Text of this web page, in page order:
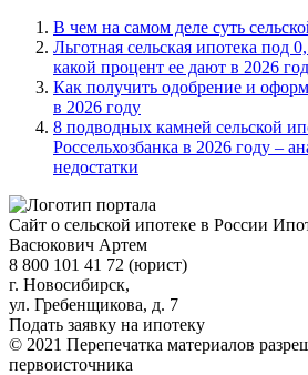
В чем на самом деле суть
Льготная сельская ипотека под
какой процент ее дают в 2026
Как получить одобрение и
в 2026 году
8 подводных камней сельской
Россельхозбанка в 2026 году –
недостатки
Сайт о сельской ипотеке в России
Васюкович Артем
8 800 101 41 72 (юрист)
г. Новосибирск,
ул. Гребенщикова, д. 7
Подать заявку на ипотеку
© 2021 Перепечатка материалов
первоисточника